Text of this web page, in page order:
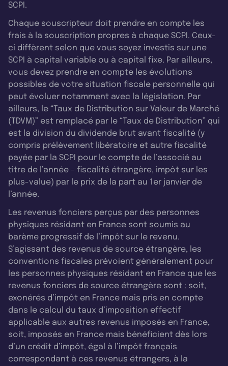
SCPI.
Chaque souscripteur doit prendre en compte les
frais à la souscription propres à chaque SCPI. Ceux-
ci diffèrent selon que vous soyez investis sur une
SCPI à capital variable ou à capital fixe. Par ailleurs,
vous devez prendre en compte les évolutions
possibles de votre situation fiscale personnelle qui
peut évoluer notamment avec la législation. Par
ailleurs, le “Taux de Distribution sur Valeur de Marché
(TDVM)” est remplacé par le “Taux de Distribution” qui
est la division du dividende brut avant fiscalité (y
compris prélèvement libératoire et autre fiscalité
payée par la SCPI pour le compte de l’associé au
titre de l’année - fiscalité étrangère, impôt sur les
plus-value) par le prix de la part au 1er janvier de
l’année.
Les revenus fonciers perçus par des personnes
physiques résidant en France sont soumis au
barème progressif de l’impôt sur le revenu.
S’agissant des revenus de source étrangère, les
conventions fiscales prévoient généralement pour
les personnes physiques résidant en France que les
revenus fonciers de source étrangère sont : soit,
exonérés d’impôt en France mais pris en compte
dans le calcul du taux d’imposition effectif
applicable aux autres revenus imposés en France,
soit, imposés en France mais bénéficient dès lors
d’un crédit d’impôt, égal à l’impôt français
correspondant à ces revenus étrangers, à la